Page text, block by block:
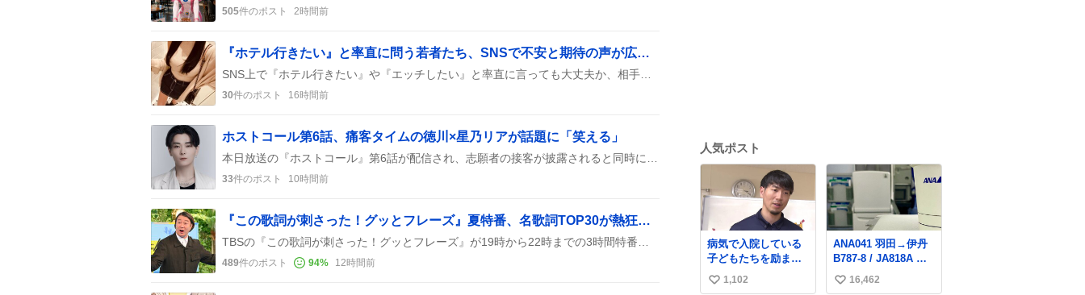
505件のポスト 2時間前
『ホテル行きたい』と率直に問う若者たち、SNSで不安と期待の声が広がる
30件のポスト 16時間前
ホストコール第6話、痛客タイムの徳川×星乃リアが話題に「笑える」
33件のポスト 10時間前
『この歌詞が刺さった！グッとフレーズ』夏特番、名歌詞TOP30が熱狂的に語られる
489件のポスト 94% 12時間前
人気ポスト
病気で入院している
子どもたちを励まそ
うと、バスケットボ
ール・宇都宮ブレッ
い
1,102
ANA041 羽田→伊丹
B787-8 / JA818A 使
用機到着遅れにつき
「安全に支障ない範
い
16,462